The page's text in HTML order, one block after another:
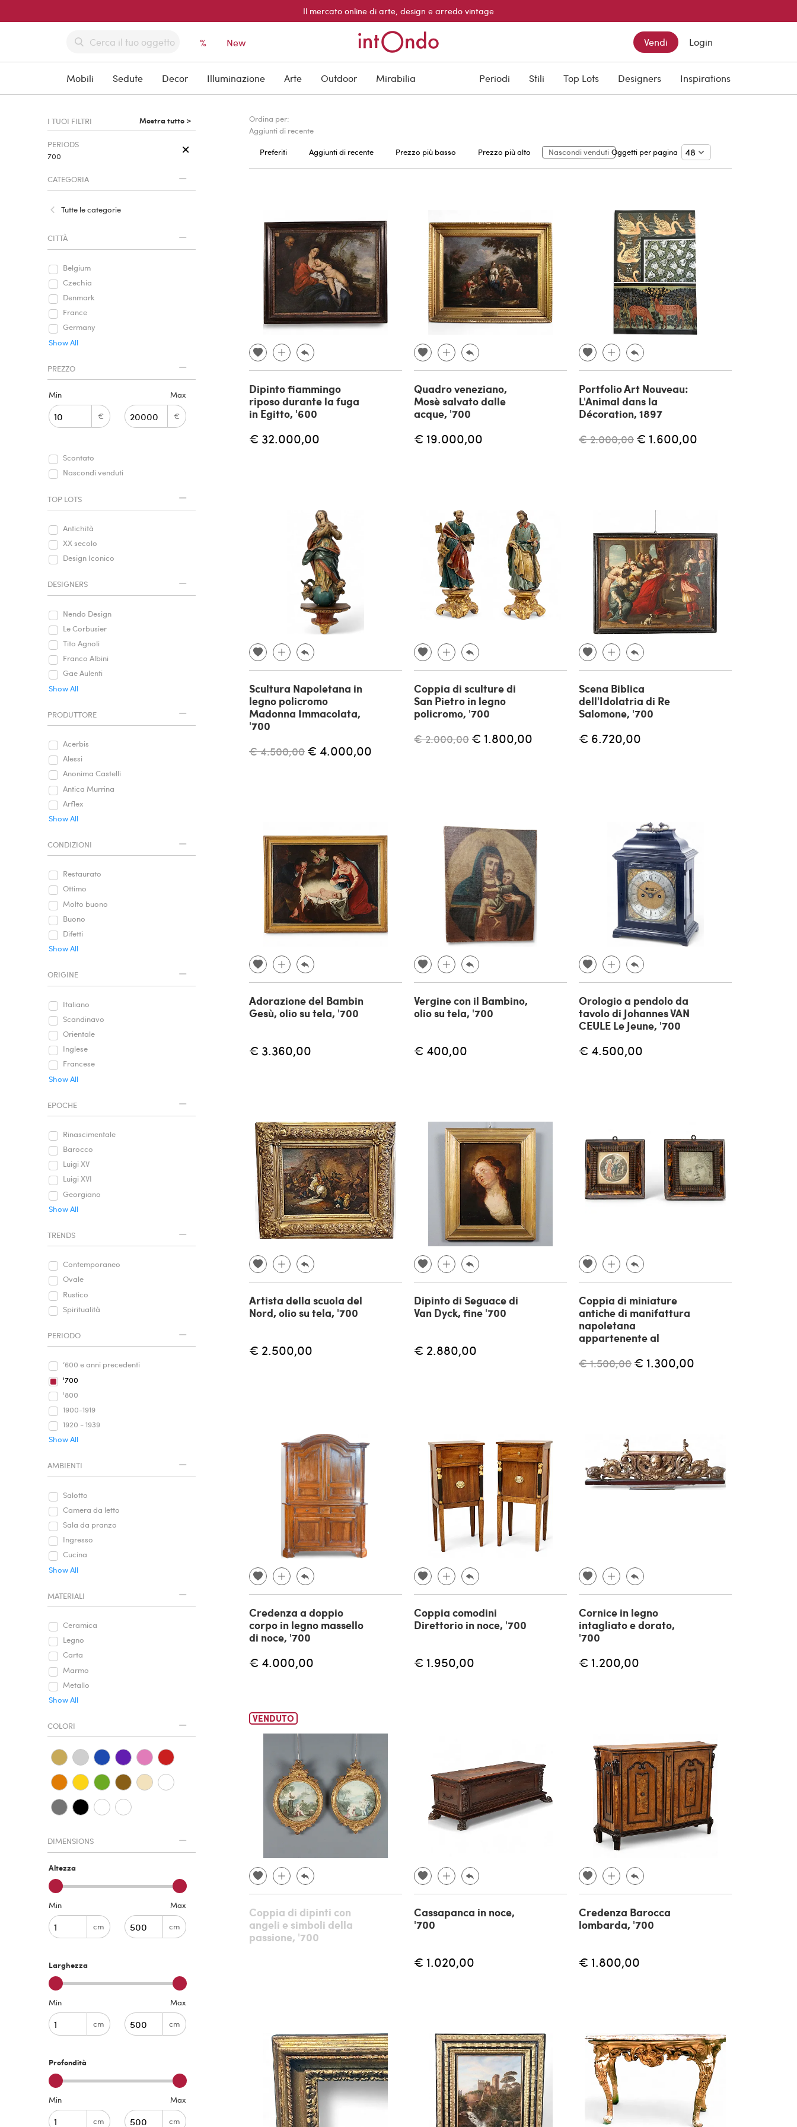
Il mercato online di arte, design e arredo vintage
% New Vendi Login
Mobili Sedute Decor Illuminazione Arte Outdoor Mirabilia Periodi Stili Top Lots Designers Inspirations
I TUOI FILTRI Mostra tutto >
PERIODS
700
CATEGORIA
Tutte le categorie
CITTÀ
Belgium
Czechia
Denmark
France
Germany
Show All
PREZZO
Min
€
Max
€
Scontato
Nascondi venduti
TOP LOTS
Antichità
XX secolo
Design Iconico
DESIGNERS
Nendo Design
Le Corbusier
Tito Agnoli
Franco Albini
Gae Aulenti
Show All
PRODUTTORE
Acerbis
Alessi
Anonima Castelli
Antica Murrina
Arflex
Show All
CONDIZIONI
Restaurato
Ottimo
Molto buono
Buono
Difetti
Show All
ORIGINE
Italiano
Scandinavo
Orientale
Inglese
Francese
Show All
EPOCHE
Rinascimentale
Barocco
Luigi XV
Luigi XVI
Georgiano
Show All
TRENDS
Contemporaneo
Ovale
Rustico
Spiritualità
PERIODO
‘600 e anni precedenti
'700
'800
1900-1919
1920 - 1939
Show All
AMBIENTI
Salotto
Camera da letto
Sala da pranzo
Ingresso
Cucina
Show All
MATERIALI
Ceramica
Legno
Carta
Marmo
Metallo
Show All
COLORI
DIMENSIONS
Altezza
Min
cm
Max
cm
Larghezza
Min
cm
Max
cm
Profondità
Min
cm
Max
cm
Ordina per:
Aggiunti di recente
Preferiti
Aggiunti di recente Prezzo più basso Prezzo più alto Nascondi venduti Oggetti per pagina
Dipinto fiammingo
riposo durante la fuga
in Egitto, '600
€ 32.000,00
Quadro veneziano,
Mosè salvato dalle
acque, '700
€ 19.000,00
Portfolio Art Nouveau:
L'Animal dans la
Décoration, 1897
€ 2.000,00 € 1.600,00
Scultura Napoletana in
legno policromo
Madonna Immacolata,
'700
€ 4.500,00 € 4.000,00
Coppia di sculture di
San Pietro in legno
policromo, '700
€ 2.000,00 € 1.800,00
Scena Biblica
dell'Idolatria di Re
Salomone, '700
€ 6.720,00
Adorazione del Bambin
Gesù, olio su tela, '700
€ 3.360,00
Vergine con il Bambino,
olio su tela, '700
€ 400,00
Orologio a pendolo da
tavolo di Johannes VAN
CEULE Le Jeune, '700
€ 4.500,00
Artista della scuola del
Nord, olio su tela, '700
€ 2.500,00
Dipinto di Seguace di
Van Dyck, fine '700
€ 2.880,00
Coppia di miniature
antiche di manifattura
napoletana
appartenente al
€ 1.500,00 € 1.300,00
Credenza a doppio
corpo in legno massello
di noce, '700
€ 4.000,00
Coppia comodini
Direttorio in noce, '700
€ 1.950,00
Cornice in legno
intagliato e dorato,
'700
€ 1.200,00
VENDUTO
Coppia di dipinti con
angeli e simboli della
passione, '700
Cassapanca in noce,
'700
€ 1.020,00
Credenza Barocca
lombarda, '700
€ 1.800,00